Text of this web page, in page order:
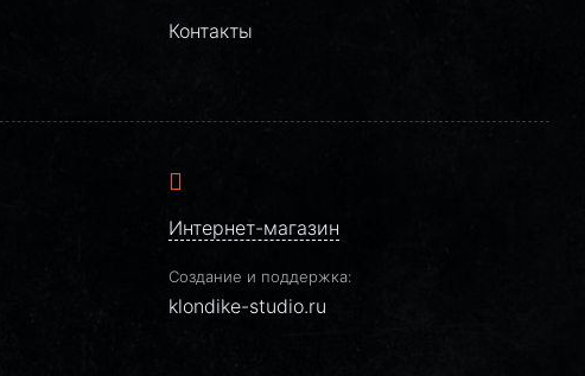
Контакты
Интернет-магазин
Создание и поддержка:
klondike-studio.ru